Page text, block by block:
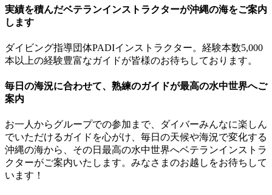
実績を積んだベテランインストラクターが沖縄の海をご案内
します
ダイビング指導団体PADIインストラクター。経験本数5,000
本以上の経験豊富なガイドが皆様のお待ちしております。
毎日の海況に合わせて、熟練のガイドが最高の水中世界へご
案内
お一人からグループでの参加まで、ダイバーみんなに楽しん
でいただけるガイドを心がけ、毎日の天候や海況で変化する
沖縄の海から、その日最高の水中世界へベテランインストラ
クターがご案内いたします。みなさまのお越しをお待ちして
います！